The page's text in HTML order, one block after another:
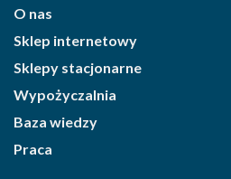
O nas
Sklep internetowy
Sklepy stacjonarne
Wypożyczalnia
Baza wiedzy
Praca